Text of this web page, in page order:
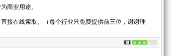
商业用途。
接在线索取。（每个行业只免费提供前三位，谢谢理